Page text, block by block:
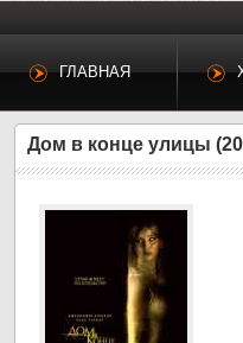
ГЛАВНАЯ
Дом в конце улицы